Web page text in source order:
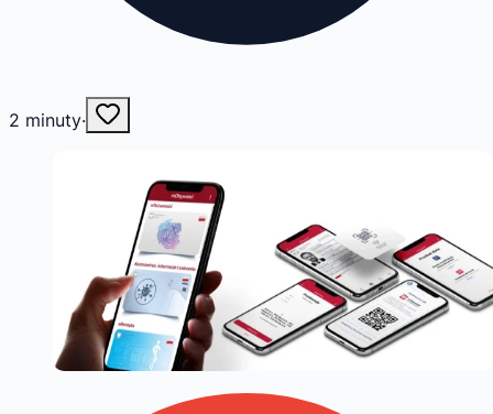
2 minuty·